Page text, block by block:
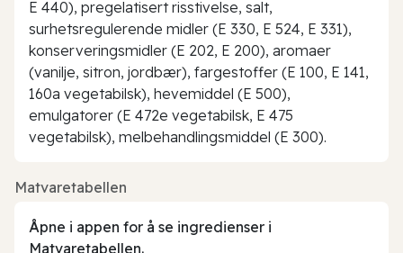
E 440), pregelatisert risstivelse, salt,
surhetsregulerende midler (E 330, E 524, E 331),
konserveringsmidler (E 202, E 200), aromaer
(vanilje, sitron, jordbær), fargestoffer (E 100, E 141,
160a vegetabilsk), hevemiddel (E 500),
emulgatorer (E 472e vegetabilsk, E 475
vegetabilsk), melbehandlingsmiddel (E 300).
Matvaretabellen
Åpne i appen for å se ingredienser i
Matvaretabellen.